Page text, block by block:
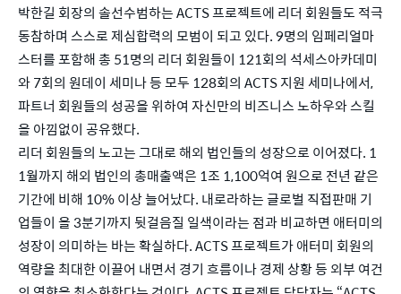
박한길 회장의 솔선수범하는 ACTS 프로젝트에 리더 회원들도 적극
동참하며 스스로 제심합력의 모범이 되고 있다. 9명의 임페리얼마
스터를 포함해 총 51명의 리더 회원들이 121회의 석세스아카데미
와 7회의 원데이 세미나 등 모두 128회의 ACTS 지원 세미나에서,
파트너 회원들의 성공을 위하여 자신만의 비즈니스 노하우와 스킬
을 아낌없이 공유했다.
리더 회원들의 노고는 그대로 해외 법인들의 성장으로 이어졌다. 1
1월까지 해외 법인의 총매출액은 1조 1,100억여 원으로 전년 같은
기간에 비해 10% 이상 늘어났다. 내로라하는 글로벌 직접판매 기
업들이 올 3분기까지 뒷걸음질 일색이라는 점과 비교하면 애터미의
성장이 의미하는 바는 확실하다. ACTS 프로젝트가 애터미 회원의
역량을 최대한 이끌어 내면서 경기 흐름이나 경제 상황 등 외부 여건